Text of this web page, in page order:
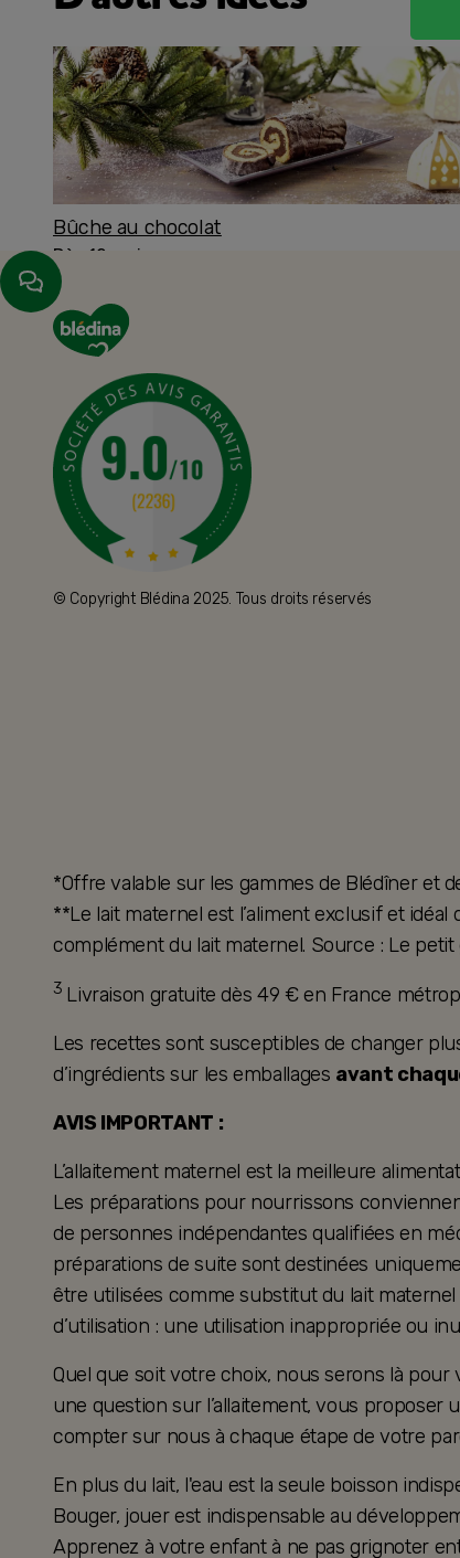
Bûche au chocolat
Dès 12 mois
© Copyright Blédina 2025. Tous droits réservés
*Offre valable sur les gammes de Blédîner et
**Le lait maternel est l’aliment exclusif et
complément du lait maternel. Source : Le
3 Livraison gratuite dès 49 € en France
Les recettes sont susceptibles de changer
d’ingrédients sur les emballages avant
AVIS IMPORTANT :
L’allaitement maternel est la meilleure
Les préparations pour nourrissons
de personnes indépendantes qualifiées en
préparations de suite sont destinées
être utilisées comme substitut du lait
d’utilisation : une utilisation inappropriée ou
Quel que soit votre choix, nous serons là
une question sur l’allaitement, vous
compter sur nous à chaque étape de votre
En plus du lait, l'eau est la seule boisson
Bouger, jouer est indispensable au
Apprenez à votre enfant à ne pas grignoter